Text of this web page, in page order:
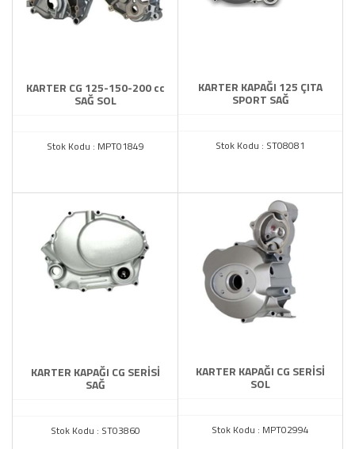
KARTER CG 125-150-200 cc
SAĞ SOL
Stok Kodu : MPT01849
KARTER KAPAĞI 125 ÇITA
SPORT SAĞ
Stok Kodu : ST08081
KARTER KAPAĞI CG SERİSİ
SAĞ
Stok Kodu : ST03860
KARTER KAPAĞI CG SERİSİ
SOL
Stok Kodu : MPT02994